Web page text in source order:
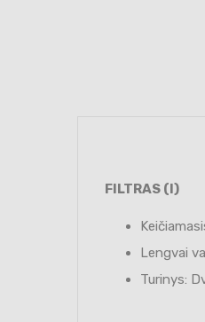
FILTRAS (I)
Lengvai
Turinys: